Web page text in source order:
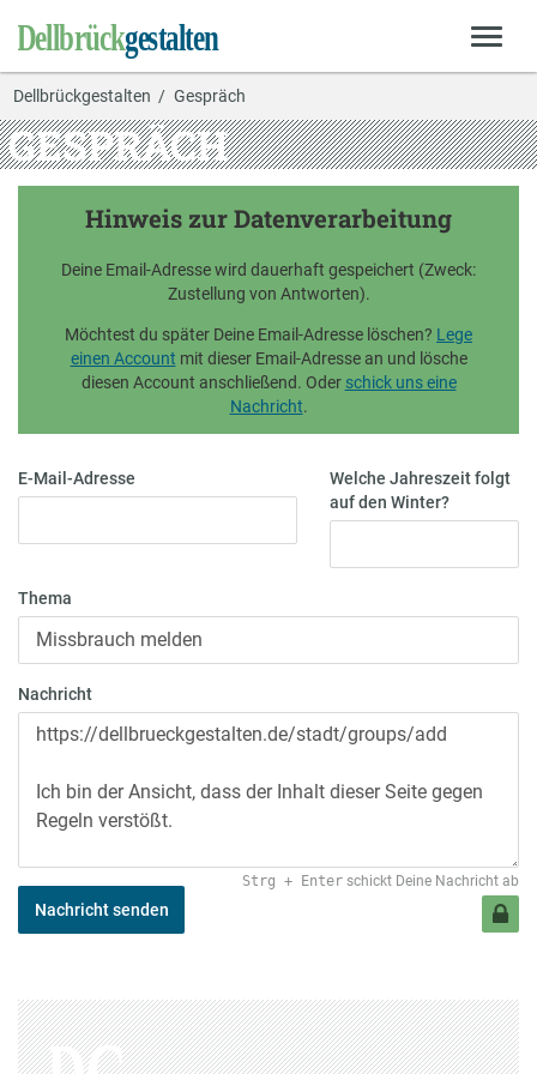
Dellbrückgestalten Gespräch
GESPRÄCH
Hinweis zur Datenverarbeitung
Deine Email-Adresse wird dauerhaft gespeichert (Zweck:
Zustellung von Antworten).
Möchtest du später Deine Email-Adresse löschen? Lege
einen Account mit dieser Email-Adresse an und lösche
diesen Account anschließend. Oder schick uns eine
Nachricht.
E-Mail-Adresse
Welche Jahreszeit folgt
auf den Winter?
Thema
Nachricht
Strg + Enter schickt Deine Nachricht ab
Nachricht senden